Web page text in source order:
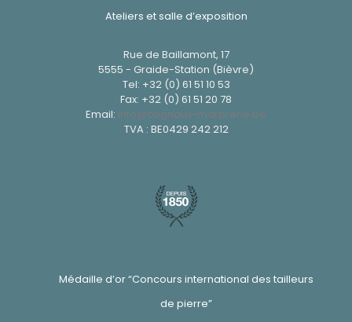
Ateliers et salle d’exposition
Rue de Baillamont, 17
5555 - Graide-Station (Bièvre)
Tel: +32 (0) 61 51 10 53
Fax: +32 (0) 61 51 20 78
Email: info@cognaux-marbrerie.be
TVA : BE0429 242 212
Médaille d’or “Concours international des tailleurs
de pierre”